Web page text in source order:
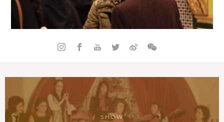
SHOW